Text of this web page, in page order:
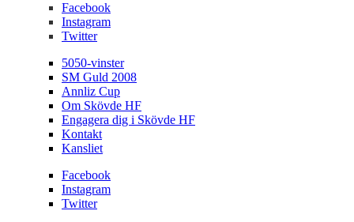
Facebook
Instagram
Twitter
5050-vinster
SM Guld 2008
Annliz Cup
Om Skövde HF
Engagera dig i Skövde HF
Kontakt
Kansliet
Facebook
Instagram
Twitter